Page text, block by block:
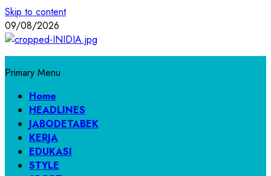
Skip to content
09/08/2026
Primary Menu
Home
HEADLINES
JABODETABEK
KERJA
EDUKASI
STYLE